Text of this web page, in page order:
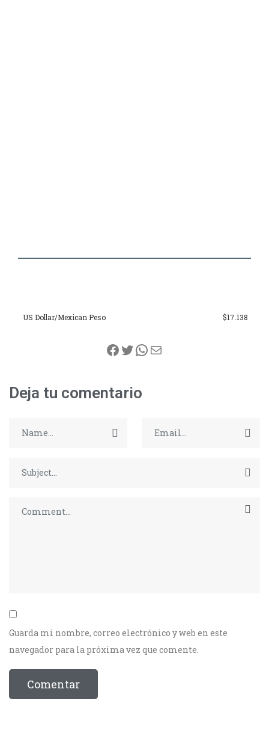
US Dollar/Mexican Peso $17.138
Facebook
Twitter
WhatsApp
Correo electrónico
Deja tu comentario
Guarda mi nombre, correo electrónico y web en este
navegador para la próxima vez que comente.